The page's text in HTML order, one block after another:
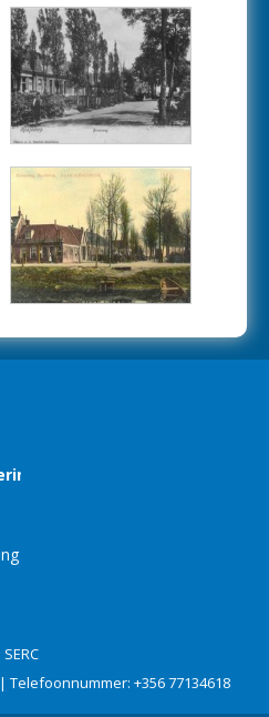
SERC
| Telefoonnummer: +356 77134618